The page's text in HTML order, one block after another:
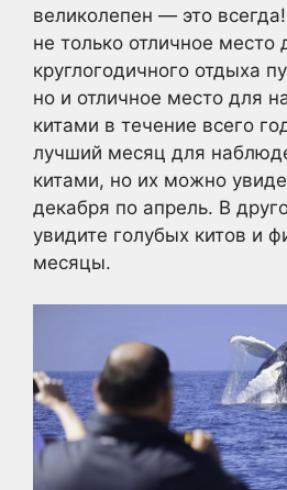
великолепен — это
не только отличное место
круглогодичного отдыха
но и отличное место для
китами в течение всего
лучший месяц для
китами, но их можно
декабря по апрель. В
увидите голубых китов и
месяцы.